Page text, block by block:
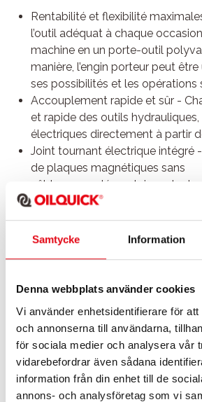
Samtycke Information
Denna webbplats använder cookies
Vi använder enhetsidentifierare för
och annonserna till användarna,
för sociala medier och analysera vår
vidarebefordrar även sådana
information från din enhet till de
annons- och analysföretag som vi
Rentabilité et flexibilité
l’outil adéquat à chaque
machine en un porte-outil
manière, l’engin porteur peut
ses possibilités et les opérations
Accouplement rapide et sûr -
et rapide des outils
électriques directement à partir
Joint tournant électrique intégré
de plaques magnétiques sans
câblage supplémentaire entre la
plaque magnétique.
Flexibilité maximale - Tous les
peuvent tourner librement sur 360
et possibilité d’utiliser des
Attache rapide - L’attache
preuves dans des milliers
Selon les besoins, lors de
magnétique, le système peut être
tournant électrique.